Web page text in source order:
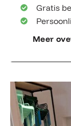
Gratis
Meer